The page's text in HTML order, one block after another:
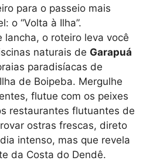
para o passeio mais
o “Volta à Ilha”.
lancha, o roteiro leva você
naturais de Garapuá
paradisíacas de
de Boipeba. Mergulhe
flutue com os peixes
restaurantes flutuantes de
ostras frescas, direto
intenso, mas que revela
da Costa do Dendê.